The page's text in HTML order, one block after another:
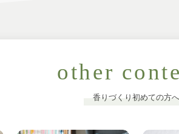
other
香りづくり初めての方へ